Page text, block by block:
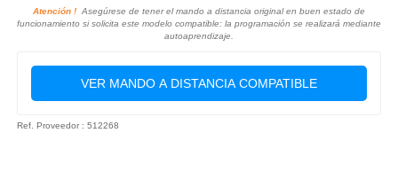
Atención ! Asegúrese de tener el mando a distancia original en buen estado de
funcionamiento si solicita este modelo compatible: la programación se realizará mediante
autoaprendizaje.
VER MANDO A DISTANCIA COMPATIBLE
Ref. Proveedor : 512268